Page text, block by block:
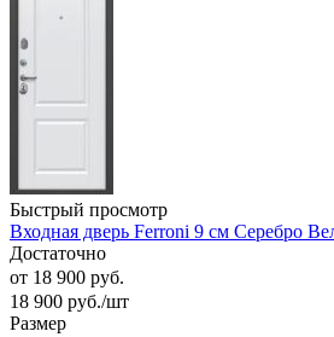
Быстрый просмотр
Входная дверь Ferroni 9 см Серебро
Достаточно
от 18 900 руб.
18 900 руб./шт
Размер